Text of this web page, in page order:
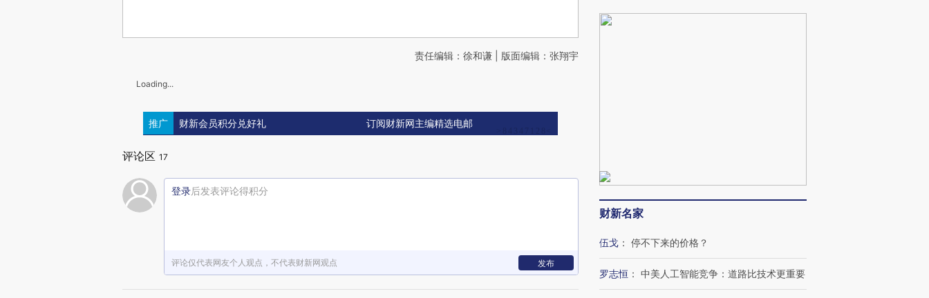
责任编辑：徐和谦 | 版面编辑：张翔宇
Loading...
推广 财新会员积分兑好礼 订阅财新网主编精选电邮
评论区 17
登录后发表评论得积分
评论仅代表网友个人观点，不代表财新网观点 发布
财新名家
伍戈 ： 停不下来的价格？
罗志恒 ： 中美人工智能竞争：道路比技术更重要